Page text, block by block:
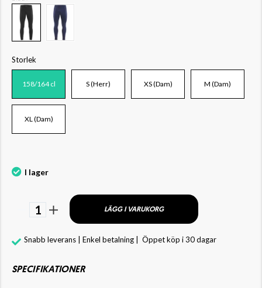
Storlek
158/164 cl S (Herr) XS (Dam) M (Dam)
XL (Dam)
I lager
1 LÄGG I VARUKORG
Snabb leverans | Enkel betalning | Öppet köp i 30 dagar
SPECIFIKATIONER